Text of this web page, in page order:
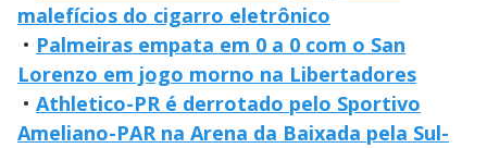
malefícios do cigarro eletrônico
• Palmeiras empata em 0 a 0 com o San
Lorenzo em jogo morno na Libertadores
• Athletico-PR é derrotado pelo Sportivo
Ameliano-PAR na Arena da Baixada pela Sul-